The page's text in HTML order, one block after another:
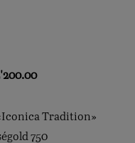
Tradition»
750